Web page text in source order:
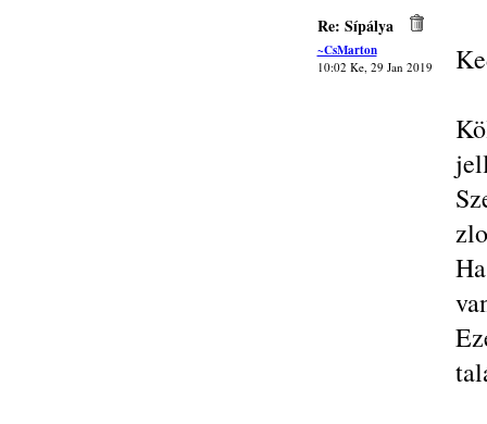
Re: Sípálya
~CsMarton
10:02 Ke, 29 Jan 2019